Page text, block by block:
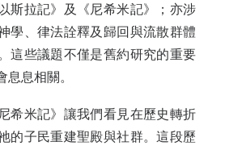
斯拉記》及《尼希米記》；亦涉
學、律法詮釋及歸回與流散群體
這些議題不僅是舊約研究的重要
息相關。
希米記》讓我們看見在歷史轉折
的子民重建聖殿與社群。這段歷